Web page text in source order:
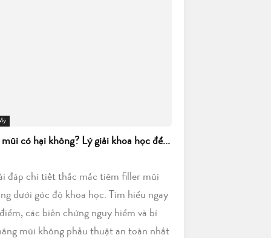
có hại không? Lý giải khoa học để...
đáp chi tiết thắc mắc tiêm filler mũi
dưới góc độ khoa học. Tìm hiểu ngay
các biến chứng nguy hiểm và bí
mũi không phẫu thuật an toàn nhất